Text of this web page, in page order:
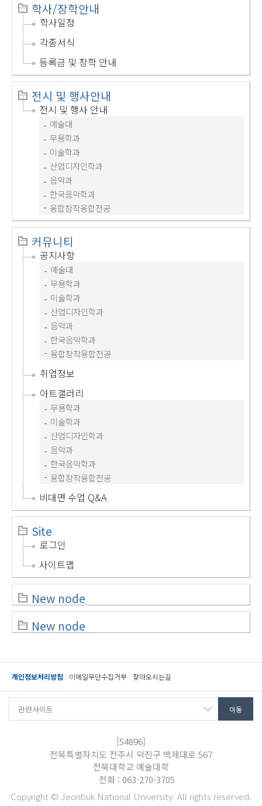
학사/장학안내
학사일정
각종서식
등록금 및 장학 안내
전시 및 행사안내
전시 및 행사 안내
예술대
무용학과
미술학과
산업디자인학과
음악과
한국음악학과
융합창작융합전공
커뮤니티
공지사항
예술대
무용학과
미술학과
산업디자인학과
음악과
한국음악학과
융합창작융합전공
취업정보
아트갤러리
무용학과
미술학과
산업디자인학과
음악과
한국음악학과
융합창작융합전공
비대면 수업 Q&A
Site
로그인
사이트맵
New node
New node
개인정보처리방침 이메일무단수집거부 찾아오시는길
[54896]
전북특별자치도 전주시 덕진구 백제대로 567
전북대학교 예술대학
전화 : 063-270-3705
Copyright © Jeonbuk National University. All rights reserved.